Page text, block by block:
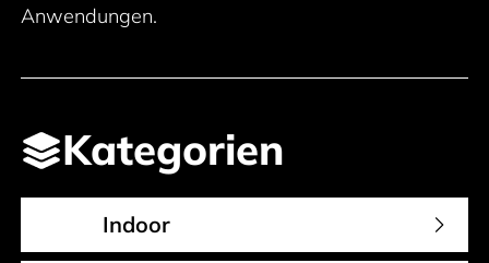
Anwendungen.
Kategorien
Indoor